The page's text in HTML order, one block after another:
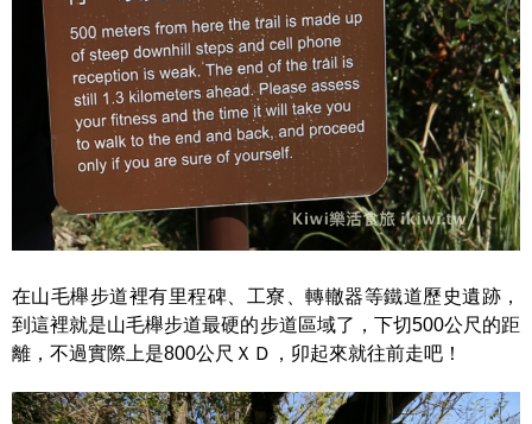
在山毛櫸步道裡有里程碑、工寮、轉轍器等鐵道歷史遺跡，
到這裡就是山毛櫸步道最硬的步道區域了，下切500公尺的距
離，不過實際上是800公尺ＸＤ，卯起來就往前走吧！